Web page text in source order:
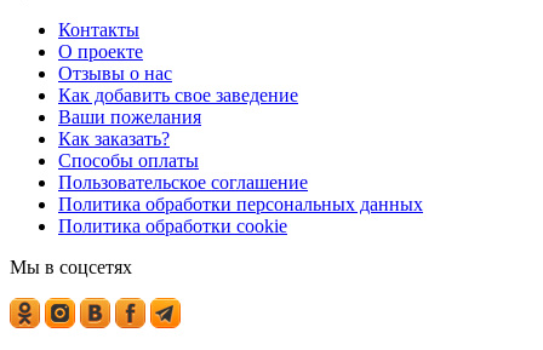
Контакты
О проекте
Отзывы о нас
Как добавить свое заведение
Ваши пожелания
Как заказать?
Способы оплаты
Пользовательское соглашение
Политика обработки персональных данных
Политика обработки cookie
Мы в соцсетях